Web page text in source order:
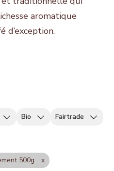
aromatique
d’exception.
Bio
Fairtrade
500g